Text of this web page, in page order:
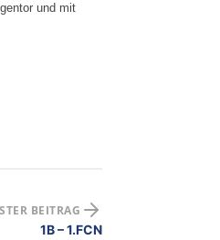
und mit
BEITRAG
1B – 1.FCN